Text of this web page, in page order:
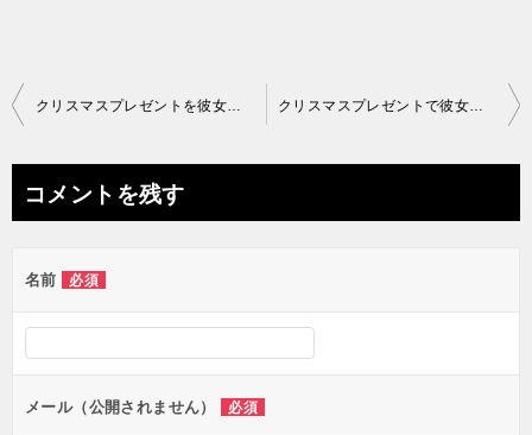
投
ビ
ー
シ
ョ
ン
コメントを残す
名前 必須
メール（公開されません） 必須